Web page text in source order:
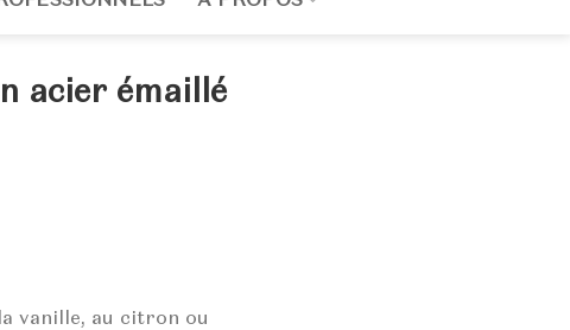
acier émaillé
vanille, au citron ou